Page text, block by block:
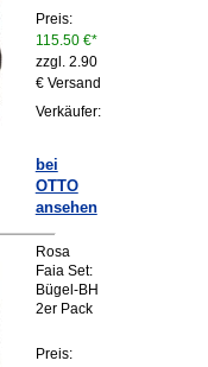
Preis:
115.50 €*
zzgl. 2.90
€ Versand
Verkäufer:
bei
OTTO
ansehen
Rosa
Faia Set:
Bügel-BH
2er Pack
Preis: